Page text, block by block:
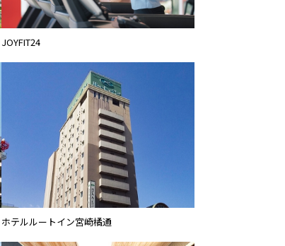
JOYFIT24
ホテルルートイン宮崎橘通